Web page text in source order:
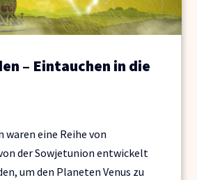
– Eintauchen in die
waren eine Reihe von
der Sowjetunion entwickelt
um den Planeten Venus zu